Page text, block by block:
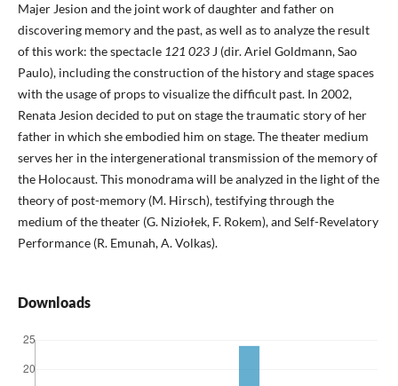
Majer Jesion and the joint work of daughter and father on
discovering memory and the past, as well as to analyze the result
of this work: the spectacle 121 023J (dir. Ariel Goldmann, Sao
Paulo), including the construction of the history and stage spaces
with the usage of props to visualize the difficult past. In 2002,
Renata Jesion decided to put on stage the traumatic story of her
father in which she embodied him on stage. The theater medium
serves her in the intergenerational transmission of the memory of
the Holocaust. This monodrama will be analyzed in the light of the
theory of post-memory (M. Hirsch), testifying through the
medium of the theater (G. Niziołek, F. Rokem), and Self-Revelatory
Performance (R. Emunah, A. Volkas).
Downloads